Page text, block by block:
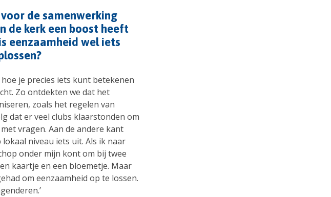
de samenwerking
de kerk een boost heeft
eenzaamheid wel iets
je precies iets kunt betekenen
Zo ontdekten we dat het
zoals het regelen van
dat er veel clubs klaarstonden om
vragen. Aan de andere kant
niveau iets uit. Als ik naar
onder mijn kont om bij twee
kaartje en een bloemetje. Maar
om eenzaamheid op te lossen.